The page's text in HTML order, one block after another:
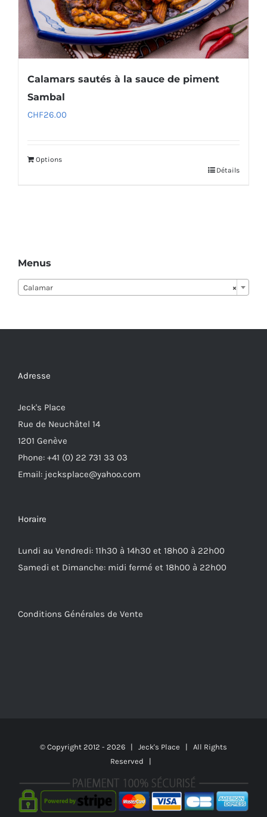
Calamars sautés à la sauce de piment
Sambal
CHF26.00
Options
Détails
Menus
×
Calamar
Adresse
Jeck's Place
Rue de Neuchâtel 14
1201 Genève
Phone: +41 (0) 22 731 33 03
Email: jecksplace@yahoo.com
Horaire
Lundi au Vendredi: 11h30 à 14h30 et 18h00 à 22h00
Samedi et Dimanche: midi fermé et 18h00 à 22h00
Conditions Générales de Vente
© Copyright 2012 - 2026 | Jeck's Place | All Rights
Reserved |